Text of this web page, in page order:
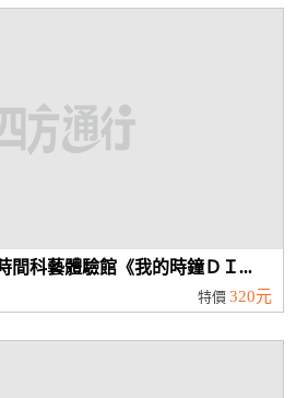
間科藝體驗館《我的時鐘ＤＩ...
特價 320元